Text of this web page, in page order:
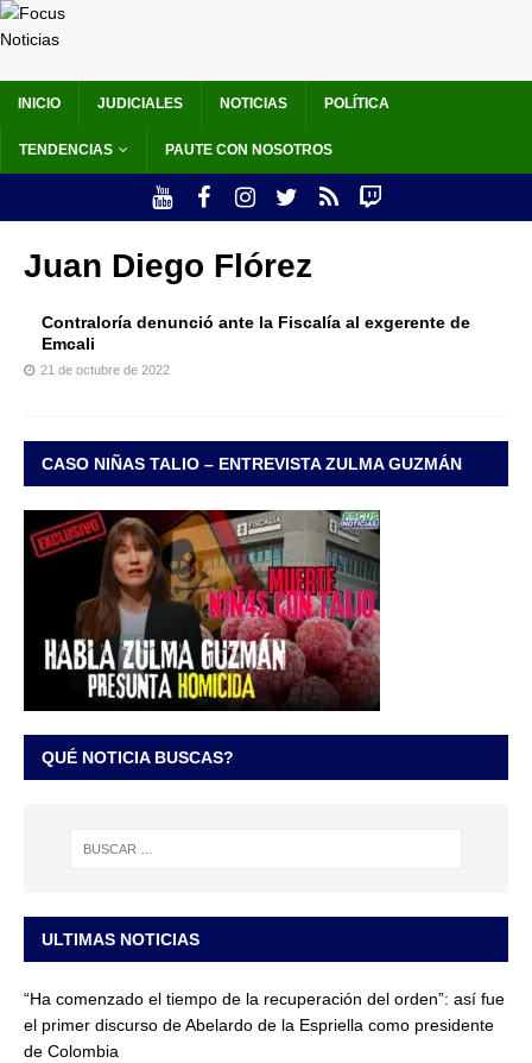
INICIO JUDICIALES NOTICIAS POLÍTICA
TENDENCIAS PAUTE CON NOSOTROS
Juan Diego Flórez
Contraloría denunció ante la Fiscalía al exgerente de
Emcali
21 de octubre de 2022
CASO NIÑAS TALIO – ENTREVISTA ZULMA GUZMÁN
QUÉ NOTICIA BUSCAS?
ULTIMAS NOTICIAS
“Ha comenzado el tiempo de la recuperación del orden”: así fue
el primer discurso de Abelardo de la Espriella como presidente
de Colombia